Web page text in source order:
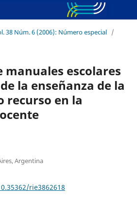
38 Núm. 6 (2006): Número especial /
manuales escolares
la enseñanza de la
recurso en la
Argentina
rie3862618